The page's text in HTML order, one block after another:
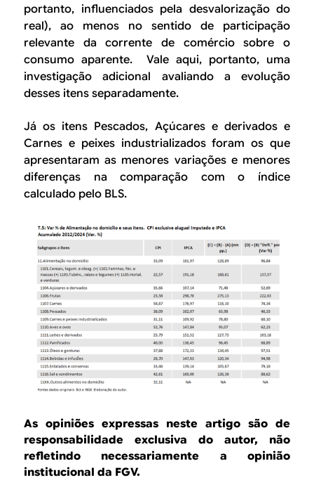
portanto, influenciados pela desvalorização do
real), ao menos no sentido de participação
relevante da corrente de comércio sobre o
consumo aparente. Vale aqui, portanto, uma
investigação adicional avaliando a evolução
desses itens separadamente.
Já os itens Pescados, Açúcares e derivadose
Carnes e peixes industrializadosforam os que
apresentaram as menores variações e menores
diferenças na comparação com o índice
calculado pelo BLS.
As opiniões expressas neste artigo são de
responsabilidade exclusiva do autor, não
refletindo necessariamente a opinião
institucional da FGV.